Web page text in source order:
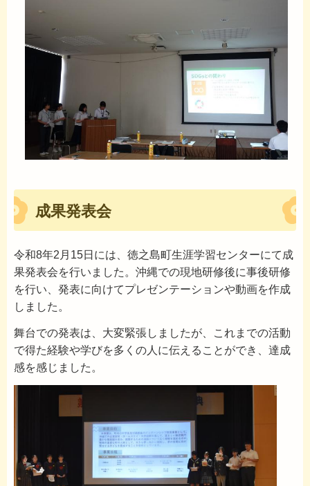
成果発表会
令和8年2月15日には、徳之島町生涯学習センターにて成
果発表会を行いました。沖縄での現地研修後に事後研修
を行い、発表に向けてプレゼンテーションや動画を作成
しました。
舞台での発表は、大変緊張しましたが、これまでの活動
で得た経験や学びを多くの人に伝えることができ、達成
感を感じました。